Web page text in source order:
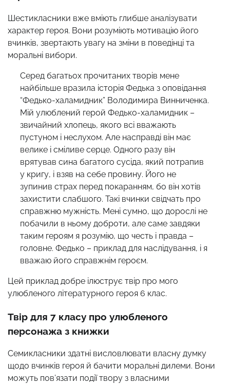
Шестикласники вже вміють глибше аналізувати
характер героя. Вони розуміють мотивацію його
вчинків, звертають увагу на зміни в поведінці та
моральні вибори.
Серед багатьох прочитаних творів мене
найбільше вразила історія Федька з оповідання
“Федько-халамидник” Володимира Винниченка.
Мій улюблений герой Федько-халамидник –
звичайний хлопець, якого всі вважають
пустуном і неслухом. Але насправді він має
велике і сміливе серце. Одного разу він
врятував сина багатого сусіда, який потрапив
у кригу, і взяв на себе провину. Його не
зупинив страх перед покаранням, бо він хотів
захистити слабшого. Такі вчинки свідчать про
справжню мужність. Мені сумно, що дорослі не
побачили в ньому доброти, але саме завдяки
таким героям я розумію, що честь і правда –
головне. Федько – приклад для наслідування, і я
вважаю його справжнім героєм.
Цей приклад добре ілюструє твір про мого
улюбленого літературного героя 6 клас.
Твір для 7 класу про улюбленого
персонажа з книжки
Семикласники здатні висловлювати власну думку
щодо вчинків героя й бачити моральні дилеми. Вони
можуть пов’язати події твору з власними